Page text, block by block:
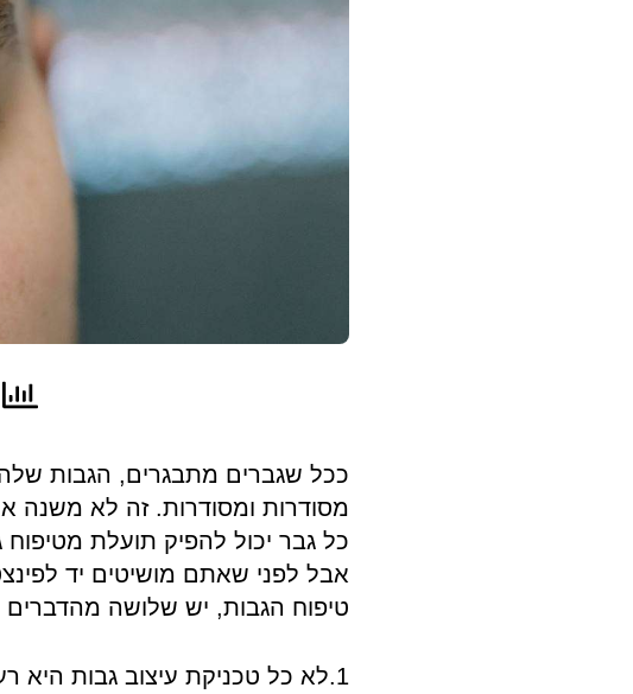
ככל שגברים מתבגרים, הגבות
מסודרות ומסודרות. זה לא משנה
כל גבר יכול להפיק תועלת מטיפוח
אבל לפני שאתם מושיטים יד
טיפוח הגבות, יש שלושה
1.לא כל טכניקת עיצוב גבות היא רעיון טוב.